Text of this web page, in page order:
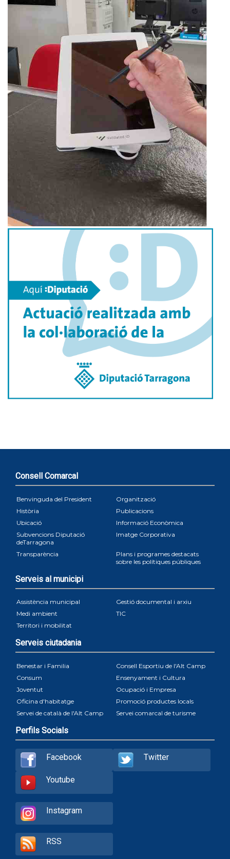
Consell Comarcal
Benvinguda del President
Organització
Història
Publicacions
Ubicació
Informació Econòmica
Subvencions Diputació
deTarragona
Imatge Corporativa
Transparència
Plans i programes destacats
sobre les polítiques públiques
Serveis al municipi
Assistència municipal
Gestió documental i arxiu
Medi ambient
TIC
Territori i mobilitat
Serveis ciutadania
Benestar i Familia
Consell Esportiu de l'Alt Camp
Consum
Ensenyament i Cultura
Joventut
Ocupació i Empresa
Oficina d'habitatge
Promoció productes locals
Servei de català de l'Alt Camp
Servei comarcal de turisme
Perfils Socials
Facebook Twitter
Youtube
Instagram
RSS